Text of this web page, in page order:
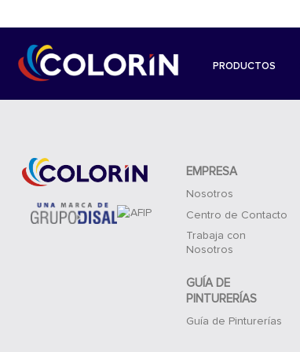
PRODUCTOS
EMPRESA
Nosotros
Centro de Contacto
Trabaja con
Nosotros
GUÍA DE
PINTURERÍAS
Guía de Pinturerías